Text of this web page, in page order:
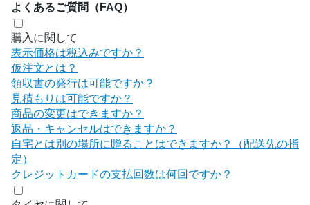
よくあるご質問（FAQ）
購入に関して
表示価格は税込みですか？
仮注文とは？
領収書の発行は可能ですか？
見積もりは可能ですか？
商品の変更はできますか？
返品・キャンセルはできますか？
自宅とは別の場所に贈ることはできますか？（配送先の指
定）
クレジットカードの支払回数は何回ですか？